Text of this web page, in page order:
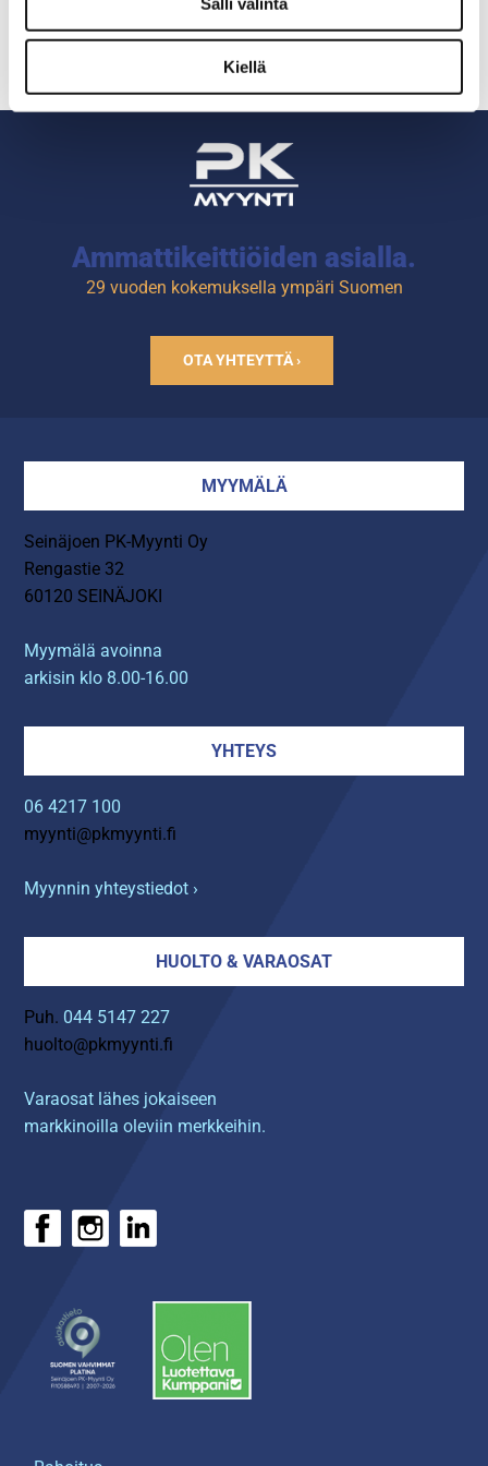
Kiellä
Mitta-asteikko
Ammattikeittiöiden asialla.
29 vuoden kokemuksella ympäri Suomen
OTA YHTEYTTÄ ›
MYYMÄLÄ
Seinäjoen PK-Myynti Oy
Rengastie 32
60120 SEINÄJOKI
Myymälä avoinna
arkisin klo 8.00-16.00
YHTEYS
06 4217 100
myynti@pkmyynti.fi
Myynnin yhteystiedot ›
HUOLTO & VARAOSAT
Puh. 044 5147 227
huolto@pkmyynti.fi
Varaosat lähes jokaiseen
markkinoilla oleviin merkkeihin.